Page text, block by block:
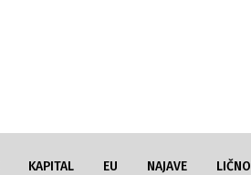
KAPITAL EU NAJAVE